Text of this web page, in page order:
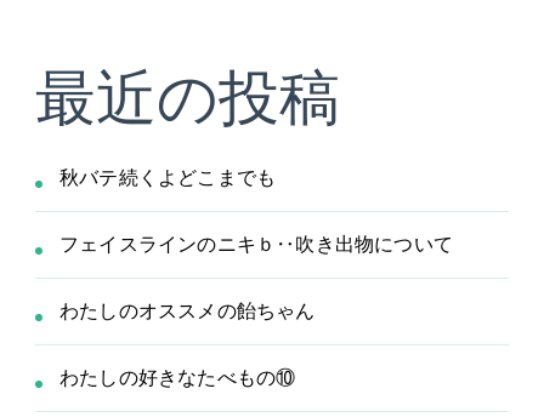
最近の投稿
秋バテ続くよどこまでも
フェイスラインのニキｂ‥吹き出物について
わたしのオススメの飴ちゃん
わたしの好きなたべもの⑩